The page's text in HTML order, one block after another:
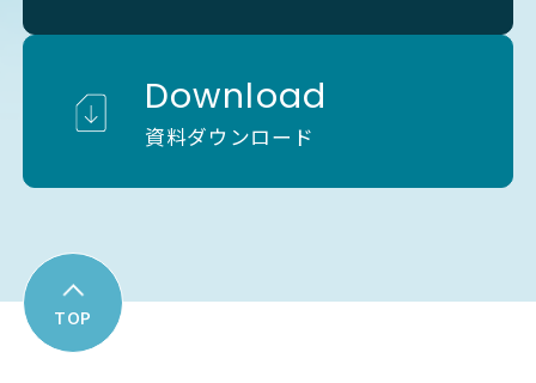
Download
資料ダウンロード
TOP